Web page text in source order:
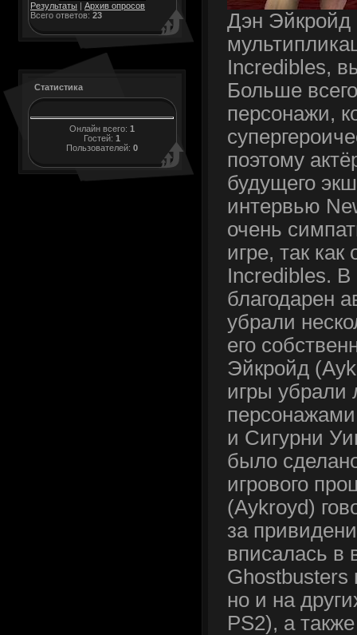
Результаты | Архив опросов
Всего ответов: 23
Статистика
Онлайн всего: 1
Гостей: 1
Пользователей: 0
Дэн Эйкройд
Incredibles,
Больше
персонажи,
поэтому
будущего
интервью
очень
игре, так
Incredibles. В
благодарен
убрали
его
Эйкройд
игры
и Сигурни
было
игрового
(Aykroyd)
за
вписалась в
Ghostbusters
но и на
PS2), а